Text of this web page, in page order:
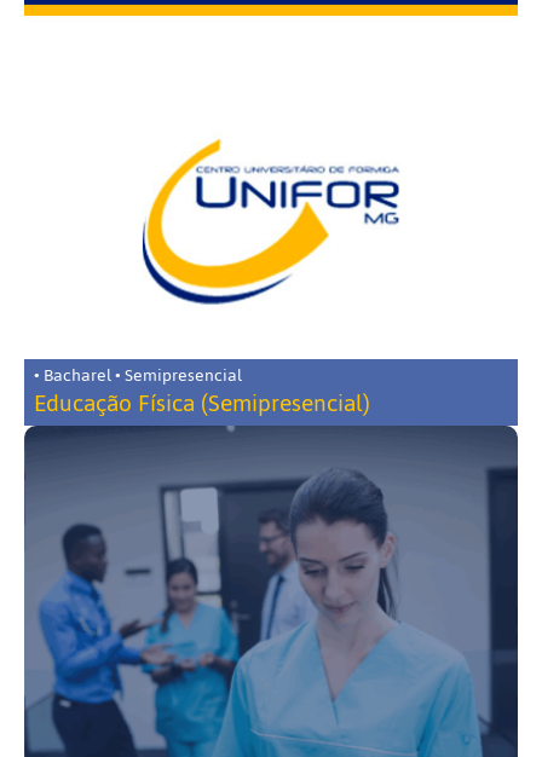
• Bacharel • Semipresencial
Educação Física (Semipresencial)